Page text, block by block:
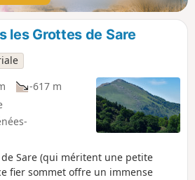
les Grottes de Sare
-617 m
Sare (qui méritent une petite
fier sommet offre un immense